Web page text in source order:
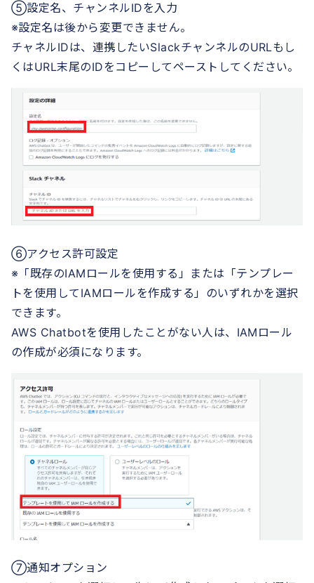
⑤設定名、チャンネルIDを入力
※設定名は後から変更できません。
チャネルIDは、連携したいSlackチャンネルのURLもし
くはURL末尾のIDをコピーしてペーストしてください。
⑥アクセス許可設定
※「既存のIAMロールを使用する」または「テンプレー
トを使用してIAMロールを作成する」のいずれかを選択
できます。
AWS Chatbotを使用したことがない人は、IAMロール
の作成が必須になります。
⑦通知オプション